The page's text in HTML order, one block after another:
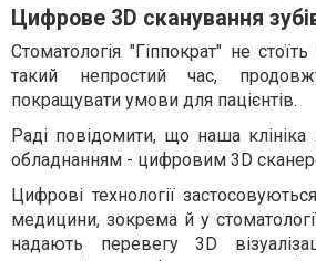
Цифрове 3D сканування
Стоматологія "Гіппократ" не
такий непростий час,
покращувати умови для пацієнтів.
Раді повідомити, що наша
обладнанням - цифровим 3D
Цифрові технології
медицини, зокрема й у
надають перевегу 3D